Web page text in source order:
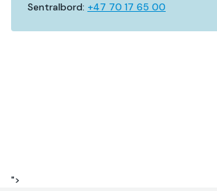
Sentralbord: +47 70 17 65 00
">